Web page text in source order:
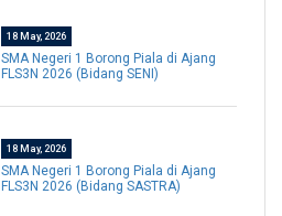
18 May, 2026
SMA Negeri 1 Borong Piala di Ajang
FLS3N 2026 (Bidang SENI)
18 May, 2026
SMA Negeri 1 Borong Piala di Ajang
FLS3N 2026 (Bidang SASTRA)